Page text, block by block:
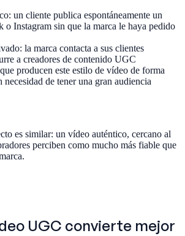
un cliente publica espontáneamente un
o Instagram sin que la marca le haya pedido
la marca contacta a sus clientes
a creadores de contenido UGC
producen este estilo de vídeo de forma
necesidad de tener una gran audiencia
es similar: un vídeo auténtico, cercano al
perciben como mucho más fiable que
UGC convierte mejor